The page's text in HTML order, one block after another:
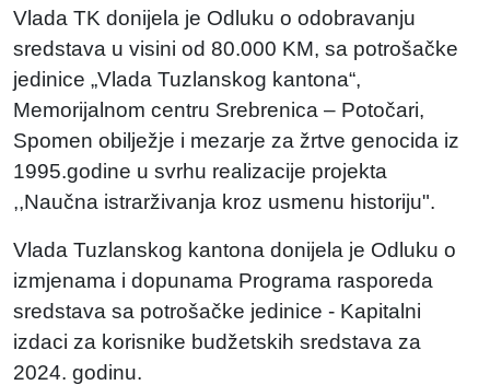
Vlada TK donijela je Odluku o odobravanju
sredstava u visini od 80.000 KM, sa potrošačke
jedinice „Vlada Tuzlanskog kantona“,
Memorijalnom centru Srebrenica – Potočari,
Spomen obilježje i mezarje za žrtve genocida iz
1995.godine u svrhu realizacije projekta
,,Naučna istrarživanja kroz usmenu historiju".
Vlada Tuzlanskog kantona donijela je Odluku o
izmjenama i dopunama Programa rasporeda
sredstava sa potrošačke jedinice - Kapitalni
izdaci za korisnike budžetskih sredstava za
2024. godinu.